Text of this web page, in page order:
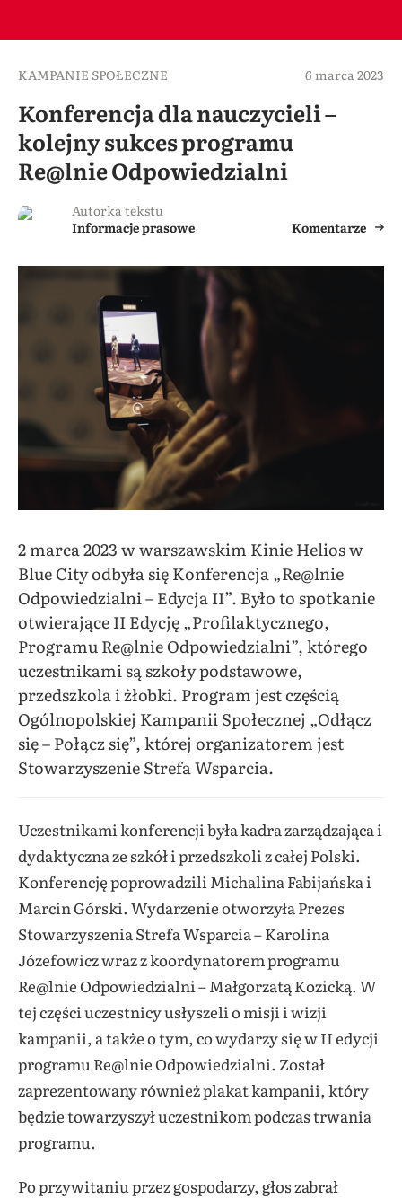
KAMPANIE SPOŁECZNE 6 marca 2023
Konferencja dla nauczycieli –
kolejny sukces programu
Re@lnie Odpowiedzialni
Autorka tekstu
Informacje prasowe
Komentarze
2 marca 2023 w warszawskim Kinie Helios w
Blue City odbyła się Konferencja „Re@lnie
Odpowiedzialni – Edycja II”. Było to spotkanie
otwierające II Edycję „Profilaktycznego,
Programu Re@lnie Odpowiedzialni”, którego
uczestnikami są szkoły podstawowe,
przedszkola i żłobki. Program jest częścią
Ogólnopolskiej Kampanii Społecznej „Odłącz
się – Połącz się”, której organizatorem jest
Stowarzyszenie Strefa Wsparcia.
Uczestnikami konferencji była kadra zarządzająca i
dydaktyczna ze szkół i przedszkoli z całej Polski.
Konferencję poprowadzili Michalina Fabijańska i
Marcin Górski. Wydarzenie otworzyła Prezes
Stowarzyszenia Strefa Wsparcia – Karolina
Józefowicz wraz z koordynatorem programu
Re@lnie Odpowiedzialni – Małgorzatą Kozicką. W
tej części uczestnicy usłyszeli o misji i wizji
kampanii, a także o tym, co wydarzy się w II edycji
programu Re@lnie Odpowiedzialni. Został
zaprezentowany również plakat kampanii, który
będzie towarzyszył uczestnikom podczas trwania
programu.
Po przywitaniu przez gospodarzy, głos zabrał